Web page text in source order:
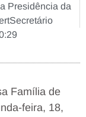
Presidência da
Família de
feira, 18,